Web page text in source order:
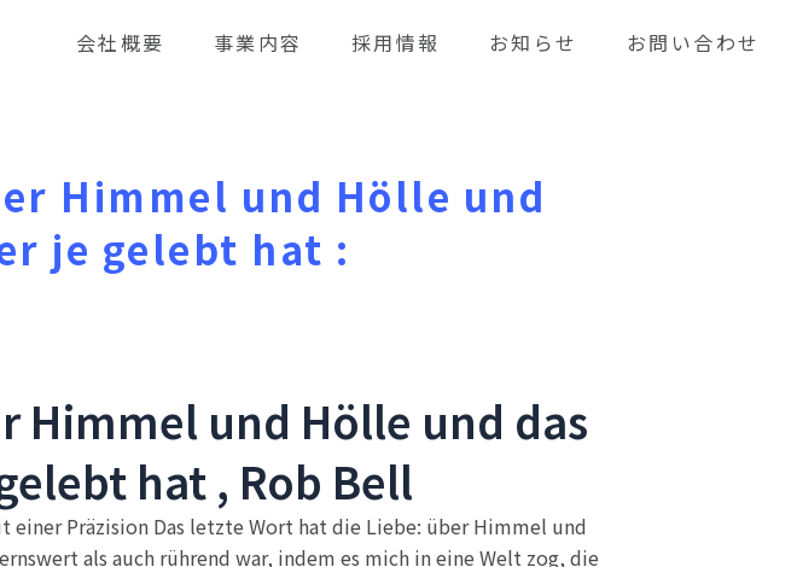
会社概要 事業内容 採用情報 お知らせ お問い合わせ
Himmel und Hölle und
je gelebt hat :
Himmel und Hölle und das
hat , Rob Bell
einer Präzision Das letzte Wort hat die Liebe: über Himmel und
als auch rührend war, indem es mich in eine Welt zog, die